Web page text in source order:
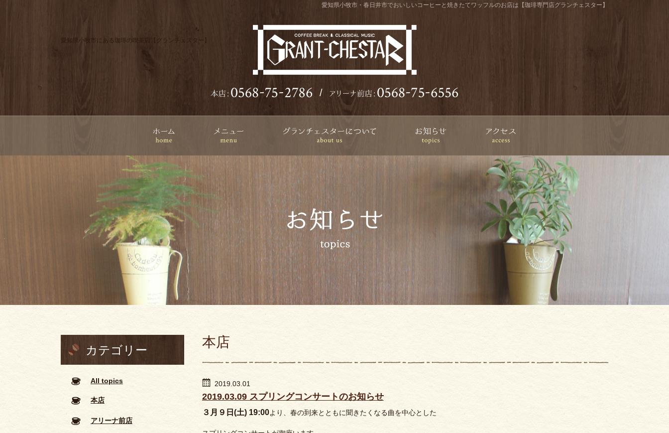
愛知県小牧市・春日井市でおいしいコーヒーと焼きたてワッフルのお店は【珈琲専門店グランチェスター】
愛知県小牧市にある珈琲の喫茶店【グランチェスター】
/
ホーム メニュー グランチェスターについて
お知らせ アクセス
本店
2019.03.01
2019.03.09 スプリングコンサートのお知らせ
３月９日(土) 19:00より、春の到来とともに聞きたくなる曲を中心とした
カテゴリー
All topics
本店
アリーナ前店